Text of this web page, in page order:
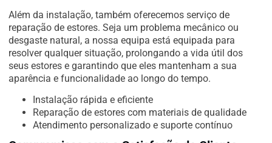
Além da instalação, também oferecemos serviço de
reparação de estores. Seja um problema mecânico ou
desgaste natural, a nossa equipa está equipada para
resolver qualquer situação, prolongando a vida útil dos
seus estores e garantindo que eles mantenham a sua
aparência e funcionalidade ao longo do tempo.
Instalação rápida e eficiente
Reparação de estores com materiais de qualidade
Atendimento personalizado e suporte contínuo